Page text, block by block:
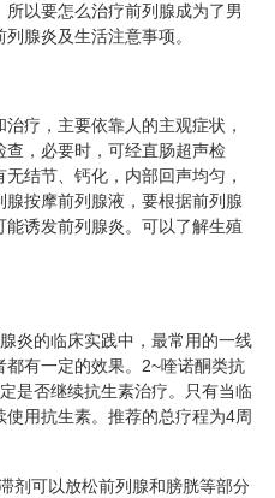
以要怎么治疗前列腺成为了男
腺炎及生活注意事项。
疗，主要依靠人的主观症状，
，必要时，可经直肠超声检
结节、钙化，内部回声均匀，
按摩前列腺液，要根据前列腺
诱发前列腺炎。可以了解生殖
炎的临床实践中，最常用的一线
有一定的效果。2~喹诺酮类抗
是否继续抗生素治疗。只有当临
用抗生素。推荐的总疗程为4周
剂可以放松前列腺和膀胱等部分